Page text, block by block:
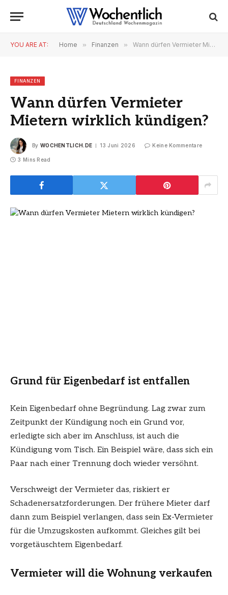
YOU ARE AT: Home » Finanzen » Wann dürfen Vermieter Mietern wirklich kündigen?
FINANZEN
Wann dürfen Vermieter
Mietern wirklich kündigen?
By WOCHENTLICH.DE 13 Juni 2026 Keine Kommentare
3 Mins Read
Grund für Eigenbedarf ist entfallen
Kein Eigenbedarf ohne Begründung. Lag zwar zum
Zeitpunkt der Kündigung noch ein Grund vor,
erledigte sich aber im Anschluss, ist auch die
Kündigung vom Tisch. Ein Beispiel wäre, dass sich ein
Paar nach einer Trennung doch wieder versöhnt.
Verschweigt der Vermieter das, riskiert er
Schadenersatzforderungen. Der frühere Mieter darf
dann zum Beispiel verlangen, dass sein Ex-Vermieter
für die Umzugskosten aufkommt. Gleiches gilt bei
vorgetäuschtem Eigenbedarf.
Vermieter will die Wohnung verkaufen